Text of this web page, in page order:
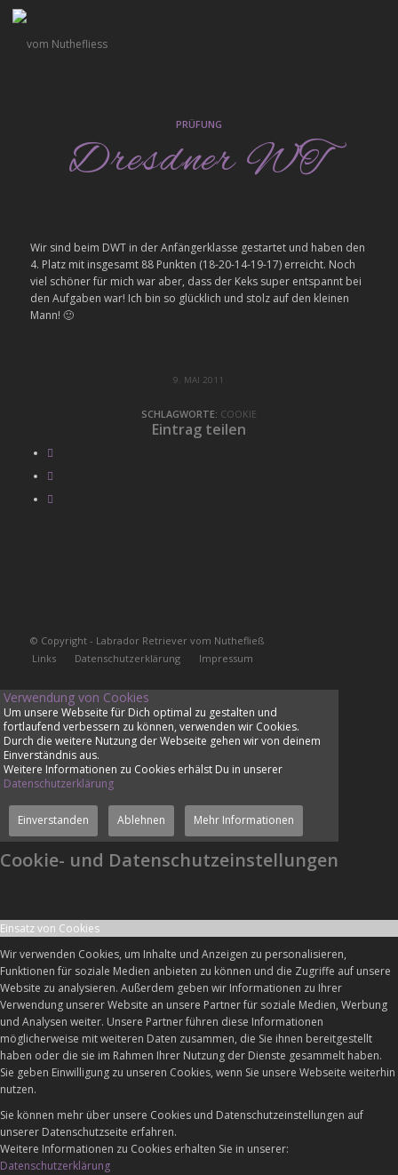
PRÜFUNG
Dresdner WT
Wir sind beim DWT in der Anfängerklasse gestartet und haben den
4. Platz mit insgesamt 88 Punkten (18-20-14-19-17) erreicht. Noch
viel schöner für mich war aber, dass der Keks super entspannt bei
den Aufgaben war! Ich bin so glücklich und stolz auf den kleinen
Mann! 🙂
9. MAI 2011
SCHLAGWORTE: COOKIE
Eintrag teilen
© Copyright - Labrador Retriever vom Nuthefließ
Links
Datenschutzerklärung Impressum
Verwendung von Cookies
Um unsere Webseite für Dich optimal zu gestalten und
fortlaufend verbessern zu können, verwenden wir Cookies.
Durch die weitere Nutzung der Webseite gehen wir von deinem
Einverständnis aus.
Weitere Informationen zu Cookies erhälst Du in unserer
Datenschutzerklärung
Einverstanden Ablehnen Mehr Informationen
Cookie- und Datenschutzeinstellungen
Einsatz von Cookies
Wir verwenden Cookies, um Inhalte und Anzeigen zu personalisieren,
Funktionen für soziale Medien anbieten zu können und die Zugriffe auf unsere
Website zu analysieren. Außerdem geben wir Informationen zu Ihrer
Verwendung unserer Website an unsere Partner für soziale Medien, Werbung
und Analysen weiter. Unsere Partner führen diese Informationen
möglicherweise mit weiteren Daten zusammen, die Sie ihnen bereitgestellt
haben oder die sie im Rahmen Ihrer Nutzung der Dienste gesammelt haben.
Sie geben Einwilligung zu unseren Cookies, wenn Sie unsere Webseite weiterhin
nutzen.
Sie können mehr über unsere Cookies und Datenschutzeinstellungen auf
unserer Datenschutzseite erfahren.
Weitere Informationen zu Cookies erhalten Sie in unserer:
Datenschutzerklärung